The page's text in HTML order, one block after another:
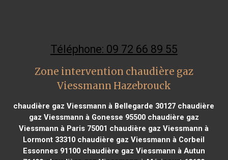
Téléphone: 09 72 66 89 55
Zone intervention chaudière gaz
Viessmann Hazebrouck
chaudière gaz Viessmann à Bellegarde 30127 chaudière
gaz Viessmann à Gonesse 95500chaudière gaz
Viessmann à Paris 75001 chaudière gaz Viessmann à
Lormont 33310 chaudière gaz Viessmann à Corbeil
Essonnes 91100chaudière gaz Viessmann à Autun